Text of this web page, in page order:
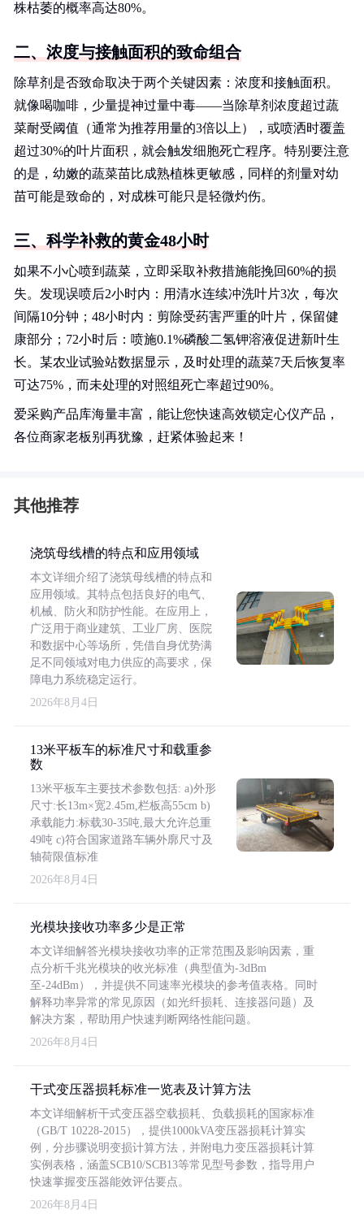
株枯萎的概率高达80%。
二、浓度与接触面积的致命组合
除草剂是否致命取决于两个关键因素：浓度和接触面积。
就像喝咖啡，少量提神过量中毒——当除草剂浓度超过蔬
菜耐受阈值（通常为推荐用量的3倍以上），或喷洒时覆盖
超过30%的叶片面积，就会触发细胞死亡程序。特别要注意
的是，幼嫩的蔬菜苗比成熟植株更敏感，同样的剂量对幼
苗可能是致命的，对成株可能只是轻微灼伤。
三、科学补救的黄金48小时
如果不小心喷到蔬菜，立即采取补救措施能挽回60%的损
失。发现误喷后2小时内：用清水连续冲洗叶片3次，每次
间隔10分钟；48小时内：剪除受药害严重的叶片，保留健
康部分；72小时后：喷施0.1%磷酸二氢钾溶液促进新叶生
长。某农业试验站数据显示，及时处理的蔬菜7天后恢复率
可达75%，而未处理的对照组死亡率超过90%。
爱采购产品库海量丰富，能让您快速高效锁定心仪产品，
各位商家老板别再犹豫，赶紧体验起来！
其他推荐
浇筑母线槽的特点和应用领域
本文详细介绍了浇筑母线槽的特点和
应用领域。其特点包括良好的电气、
机械、防火和防护性能。在应用上，
广泛用于商业建筑、工业厂房、医院
和数据中心等场所，凭借自身优势满
足不同领域对电力供应的高要求，保
障电力系统稳定运行。
2026年8月4日
13米平板车的标准尺寸和载重参
数
13米平板车主要技术参数包括: a)外形
尺寸:长13m×宽2.45m,栏板高55cm b)
承载能力:标载30-35吨,最大允许总重
49吨 c)符合国家道路车辆外廓尺寸及
轴荷限值标准
2026年8月4日
光模块接收功率多少是正常
本文详细解答光模块接收功率的正常范围及影响因素，重
点分析千兆光模块的收光标准（典型值为-3dBm
至-24dBm），并提供不同速率光模块的参考值表格。同时
解释功率异常的常见原因（如光纤损耗、连接器问题）及
解决方案，帮助用户快速判断网络性能问题。
2026年8月4日
干式变压器损耗标准一览表及计算方法
本文详细解析干式变压器空载损耗、负载损耗的国家标准
（GB/T 10228-2015），提供1000kVA变压器损耗计算实
例，分步骤说明变损计算方法，并附电力变压器损耗计算
实例表格，涵盖SCB10/SCB13等常见型号参数，指导用户
快速掌握变压器能效评估要点。
2026年8月4日